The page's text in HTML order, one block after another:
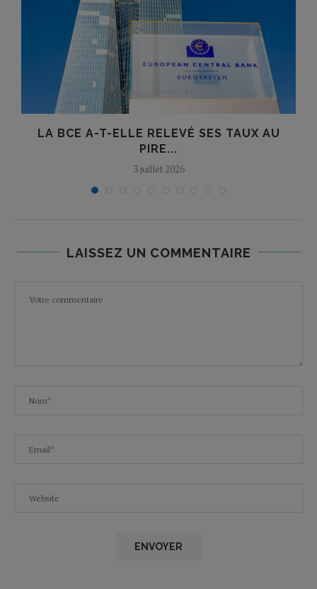
LA BCE A-T-ELLE RELEVÉ SES TAUX AU
PIRE...
3 juillet 2026
LAISSEZ UN COMMENTAIRE